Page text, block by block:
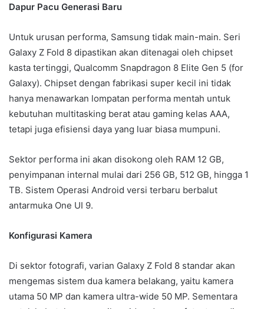
Dapur Pacu Generasi Baru
Untuk urusan performa, Samsung tidak main-main. Seri
Galaxy Z Fold 8 dipastikan akan ditenagai oleh chipset
kasta tertinggi, Qualcomm Snapdragon 8 Elite Gen 5 (for
Galaxy). Chipset dengan fabrikasi super kecil ini tidak
hanya menawarkan lompatan performa mentah untuk
kebutuhan multitasking berat atau gaming kelas AAA,
tetapi juga efisiensi daya yang luar biasa mumpuni.
Sektor performa ini akan disokong oleh RAM 12 GB,
penyimpanan internal mulai dari 256 GB, 512 GB, hingga 1
TB. Sistem Operasi Android versi terbaru berbalut
antarmuka One UI 9.
Konfigurasi Kamera
Di sektor fotografi, varian Galaxy Z Fold 8 standar akan
mengemas sistem dua kamera belakang, yaitu kamera
utama 50 MP dan kamera ultra-wide 50 MP. Sementara